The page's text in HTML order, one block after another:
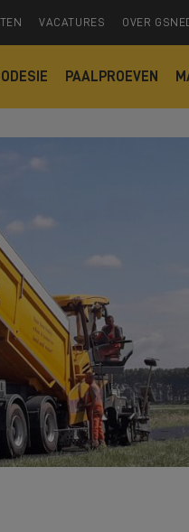
VACATURES OVER
PAALPROEVEN